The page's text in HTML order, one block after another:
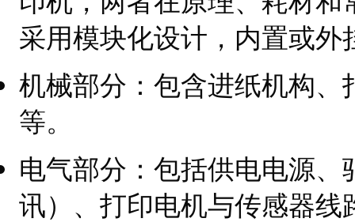
采用模块化设计，内置或
机械部分：包含进纸机构
等。
电气部分：包括供电电源
讯）、打印电机与传感器线